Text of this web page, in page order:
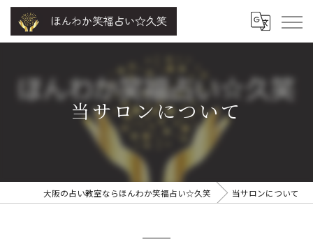
当サロンについて
大阪の占い教室ならほんわか笑福占い☆久笑 当サロンについて